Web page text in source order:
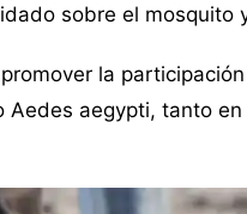
sobre el mosquito
la
aegypti, tanto